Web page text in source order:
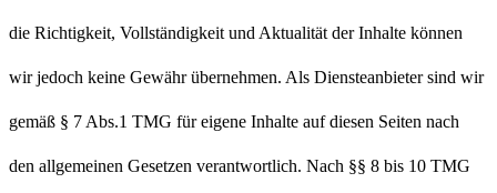
die Richtigkeit, Vollständigkeit und Aktualität der Inhalte können
wir jedoch keine Gewähr übernehmen. Als Diensteanbieter sind wir
gemäß § 7 Abs.1 TMG für eigene Inhalte auf diesen Seiten nach
den allgemeinen Gesetzen verantwortlich. Nach §§ 8 bis 10 TMG